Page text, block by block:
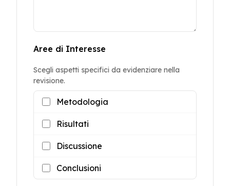
Aree di Interesse
Scegli aspetti specifici da evidenziare nella
revisione.
Metodologia
Risultati
Discussione
Conclusioni